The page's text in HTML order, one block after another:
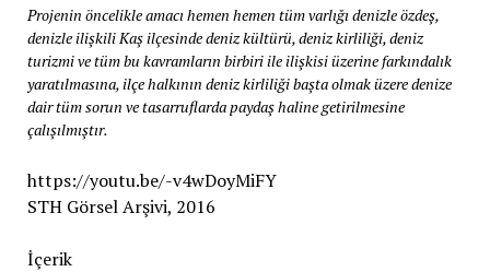
Projenin öncelikle amacı hemen hemen tüm varlığı denizle özdeş,
denizle ilişkili Kaş ilçesinde deniz kültürü, deniz kirliliği, deniz
turizmi ve tüm bu kavramların birbiri ile ilişkisi üzerine farkındalık
yaratılmasına, ilçe halkının deniz kirliliği başta olmak üzere denize
dair tüm sorun ve tasarruflarda paydaş haline getirilmesine
çalışılmıştır.
https://youtu.be/-v4wDoyMiFY
STH Görsel Arşivi, 2016
İçerik